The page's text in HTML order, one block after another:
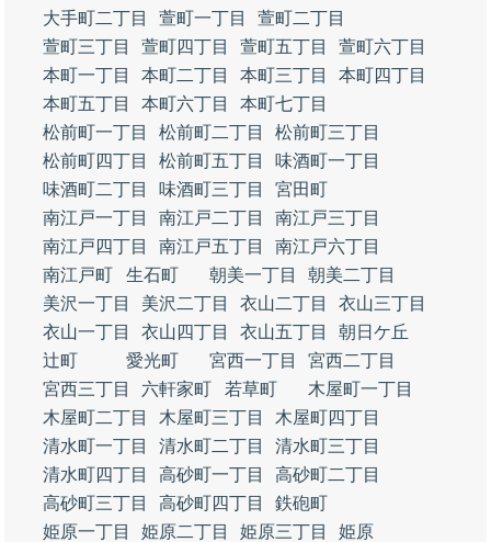
大手町二丁目
萱町一丁目
萱町二丁目
萱町三丁目
萱町四丁目 萱町五丁目
萱町六丁目
本町一丁目
本町二丁目 本町三丁目
本町四丁目
本町五丁目
本町六丁目
本町七丁目
松前町一丁目
松前町二丁目
松前町三丁目
松前町四丁目
松前町五丁目
味酒町一丁目
味酒町二丁目
味酒町三丁目
宮田町
南江戸一丁目
南江戸二丁目
南江戸三丁目
南江戸四丁目
南江戸五丁目
南江戸六丁目
南江戸町
生石町 朝美一丁目
朝美二丁目
美沢一丁目
美沢二丁目 衣山二丁目
衣山三丁目
衣山一丁目
衣山四丁目 衣山五丁目
朝日ケ丘
辻町
愛光町 宮西一丁目
宮西二丁目
宮西三丁目
六軒家町 若草町
木屋町一丁目
木屋町二丁目
木屋町三丁目
木屋町四丁目
清水町一丁目
清水町二丁目
清水町三丁目
清水町四丁目
高砂町一丁目
高砂町二丁目
高砂町三丁目
高砂町四丁目
鉄砲町
姫原一丁目
姫原二丁目 姫原三丁目
姫原